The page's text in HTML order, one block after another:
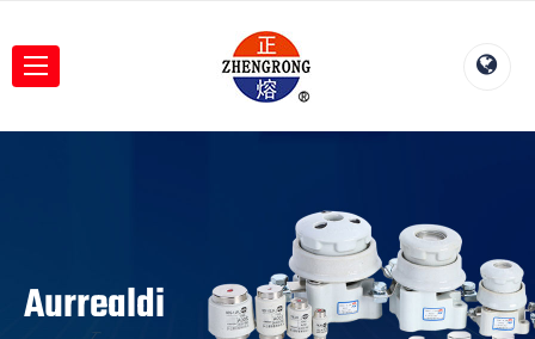
Aurrealdi